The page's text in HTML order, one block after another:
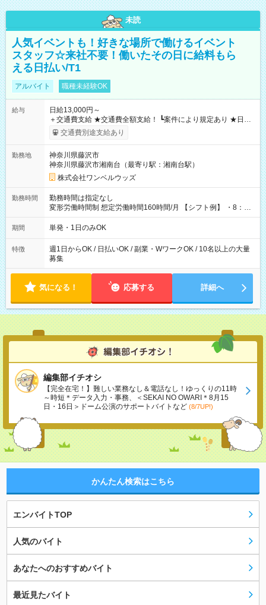
未読
人気イベントも！好きな場所で働けるイベント
スタッフ☆来社不要！働いたその日に給料もら
える日払い/T1
アルバイト 職種未経験OK
給与
日給13,000円～
＋交通費支給 ★交通費全額支給！ ┗案件により規定あり ★日払
いOK！（規定あり） ┗働いたその日に現金GET♪ お仕事後はコ
ンビニATMから 日払い分を引き落とせます！ 【試用期間】試
交通費別途支給あり
勤務地
神奈川県藤沢市
神奈川県藤沢市湘南台（最寄り駅：湘南台駅）
株式会社ワンベルウッズ
勤務時間
勤務時間は指定なし
変形労働時間制 想定労働時間160時間/月 【シフト例】 ・8：00
～21：00
期間 単発・1日のみOK
特徴
週1日からOK / 日払いOK / 副業・WワークOK / 10名以上の大量
募集
気になる！ 応募する 詳細へ
編集部イチオシ
【完全在宅！】難しい業務なし＆電話なし！ゆっくりの11時
～時短＊データ入力・事務、＜SEKAI NO OWARI＊8月15
日・16日＞ドーム公演のサポートバイトなど (8/7UP!)
かんたん検索はこちら
エンバイトTOP
人気のバイト
あなたへのおすすめバイト
最近見たバイト